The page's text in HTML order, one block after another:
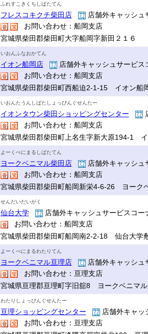
ふれすこきくちしばたてん
フレスコキクチ柴田店
店舗外キャッシュ
お問い合わせ：船岡支店
宮城県柴田郡柴田町大字船岡字新田２１６
いおんふなおかてん
イオン船岡店
店舗外キャッシュサービス
お問い合わせ：船岡支店
宮城県柴田郡柴田町西船迫2-1-15 イオン船
いおんたうんしばたしょっぴんぐせんたー
イオンタウン柴田ショッピングセンター
お問い合わせ：船岡支店
宮城県柴田郡柴田町上名生字新大原194-1
よーくべにまるしばたてん
ヨークベニマル柴田店
店舗外キャッシュ
お問い合わせ：船岡支店
宮城県柴田郡柴田町船岡新栄4-6-26 ヨーク
せんだいだいがく
仙台大学
店舗外キャッシュサービスコー
お問い合わせ：船岡支店
宮城県柴田郡柴田町船岡南2-2-18 仙台大学
よーくべにまるわたりてん
ヨークベニマル亘理店
店舗外キャッシュ
お問い合わせ：亘理支店
宮城県亘理郡亘理町字旧舘8 ヨークベニマ
わたりしょっぴんぐせんたー
亘理ショッピングセンター
店舗外キャッ
お問い合わせ：亘理支店